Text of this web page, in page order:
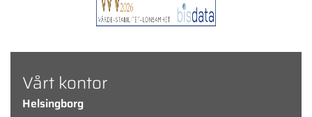
Vårt kontor
Helsingborg